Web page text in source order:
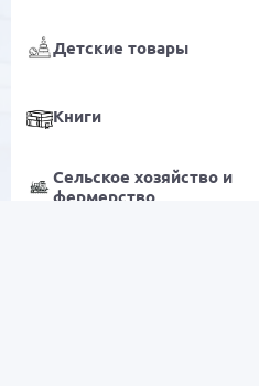
Детские товары
Книги
Сельское хозяйство и
фермерство